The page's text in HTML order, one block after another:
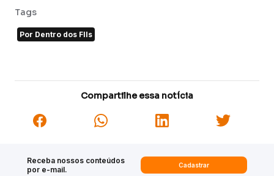
Tags
Por Dentro dos FIIs
Compartilhe essa notícia
Receba nossos conteúdos
por e-mail.
Cadastrar